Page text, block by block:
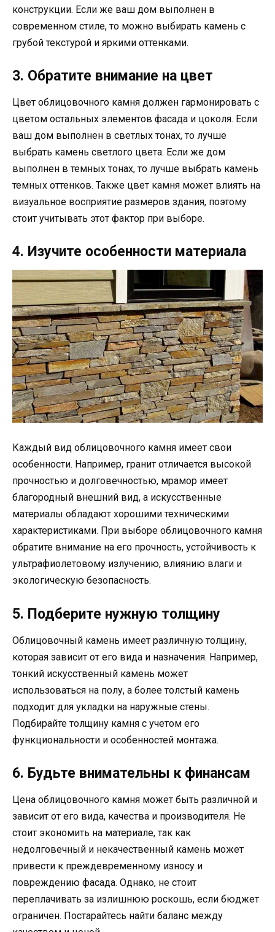
конструкции. Если же ваш дом выполнен в
современном стиле, то можно выбирать камень с
грубой текстурой и яркими оттенками.
3. Обратите внимание на цвет
Цвет облицовочного камня должен гармонировать с
цветом остальных элементов фасада и цоколя. Если
ваш дом выполнен в светлых тонах, то лучше
выбрать камень светлого цвета. Если же дом
выполнен в темных тонах, то лучше выбрать камень
темных оттенков. Также цвет камня может влиять на
визуальное восприятие размеров здания, поэтому
стоит учитывать этот фактор при выборе.
4. Изучите особенности материала
Каждый вид облицовочного камня имеет свои
особенности. Например, гранит отличается высокой
прочностью и долговечностью, мрамор имеет
благородный внешний вид, а искусственные
материалы обладают хорошими техническими
характеристиками. При выборе облицовочного камня
обратите внимание на его прочность, устойчивость к
ультрафиолетовому излучению, влиянию влаги и
экологическую безопасность.
5. Подберите нужную толщину
Облицовочный камень имеет различную толщину,
которая зависит от его вида и назначения. Например,
тонкий искусственный камень может
использоваться на полу, а более толстый камень
подходит для укладки на наружные стены.
Подбирайте толщину камня с учетом его
функциональности и особенностей монтажа.
6. Будьте внимательны к финансам
Цена облицовочного камня может быть различной и
зависит от его вида, качества и производителя. Не
стоит экономить на материале, так как
недолговечный и некачественный камень может
привести к преждевременному износу и
повреждению фасада. Однако, не стоит
переплачивать за излишнюю роскошь, если бюджет
ограничен. Постарайтесь найти баланс между